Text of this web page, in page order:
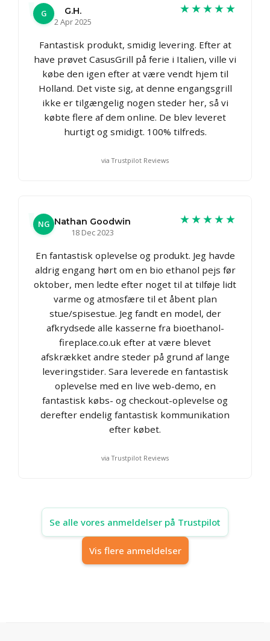
G
G.H.
2 Apr 2025
★★★★★
Fantastisk produkt, smidig levering. Efter at
have prøvet CasusGrill på ferie i Italien, ville vi
købe den igen efter at være vendt hjem til
Holland. Det viste sig, at denne engangsgrill
ikke er tilgængelig nogen steder her, så vi
købte flere af dem online. De blev leveret
hurtigt og smidigt. 100% tilfreds.
via Trustpilot Reviews
NG Nathan Goodwin
18 Dec 2023
★★★★★
En fantastisk oplevelse og produkt. Jeg havde
aldrig engang hørt om en bio ethanol pejs før
oktober, men ledte efter noget til at tilføje lidt
varme og atmosfære til et åbent plan
stue/spisestue. Jeg fandt en model, der
afkrydsede alle kasserne fra bioethanol-
fireplace.co.uk efter at være blevet
afskrækket andre steder på grund af lange
leveringstider. Sara leverede en fantastisk
oplevelse med en live web-demo, en
fantastisk købs- og checkout-oplevelse og
derefter endelig fantastisk kommunikation
efter købet.
via Trustpilot Reviews
Se alle vores anmeldelser på Trustpilot
Vis flere anmeldelser